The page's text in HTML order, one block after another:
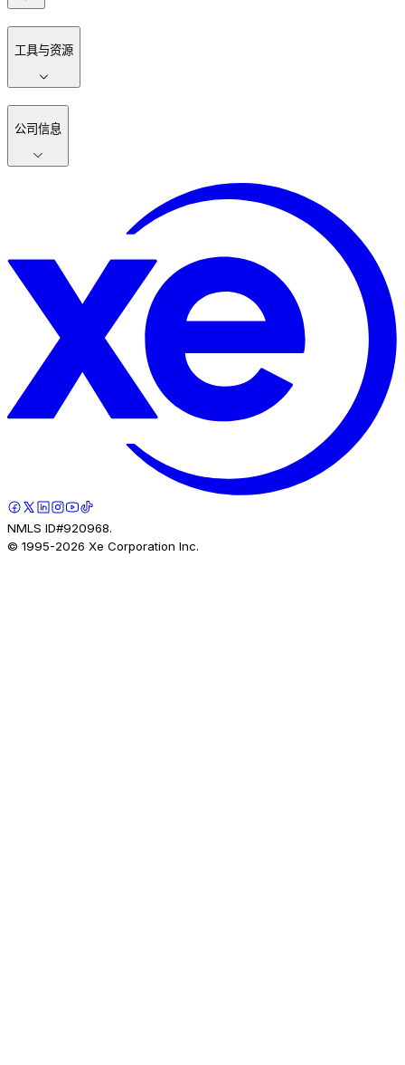
工具与资源
公司信息
NMLS ID#920968.
© 1995-2026 Xe Corporation Inc.